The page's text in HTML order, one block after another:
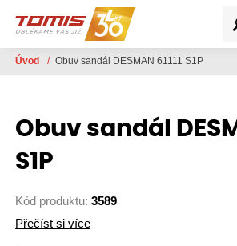
Úvod / Obuv sandál DESMAN 61111 S1P
Obuv sandál
S1P
Kód produktu: 3589
Přečíst si více